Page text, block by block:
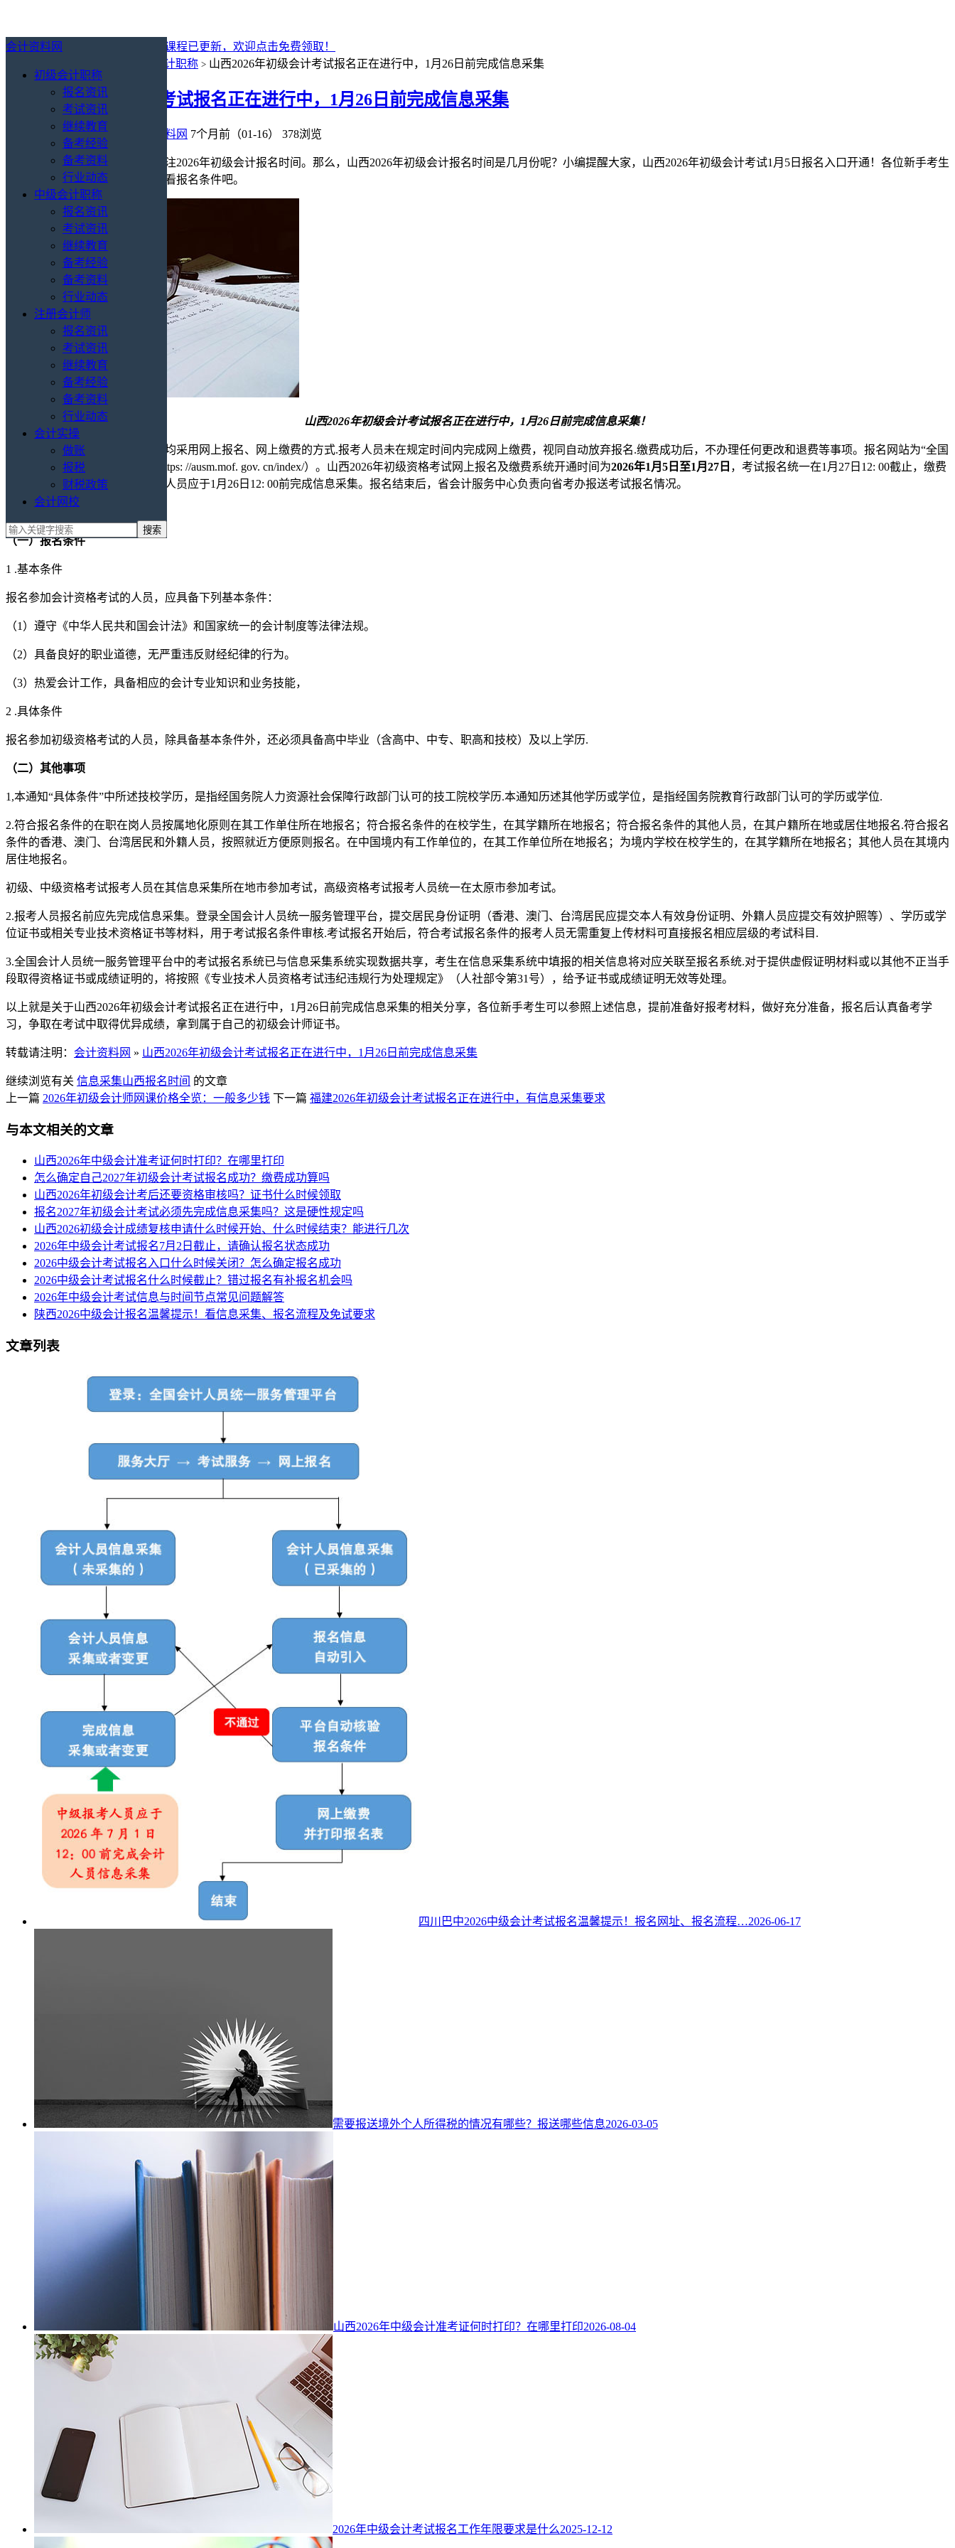
会计资料网
初级会计职称
报名资讯
考试资讯
继续教育
备考经验
备考资料
行业动态
中级会计职称
报名资讯
考试资讯
继续教育
备考经验
备考资料
行业动态
注册会计师
报名资讯
考试资讯
继续教育
备考经验
备考资料
行业动态
会计实操
做账
报税
财税政策
会计网校
最新消息：
2027年初级会计免费课程已更新，欢迎点击免费领取！
初级会计职称 > 山西2026年初级会计考试报名正在进行中，1月26日前完成信息采集
山西2026年初级会计考试报名正在进行中，1月26日前完成信息采集
初级会计职称/报名资讯 会计资料网 7个月前（01-16） 378浏览
许多山西地区的新手考生急切关注2026年初级会计报名时间。那么，山西2026年初级会计报名时间是几月份呢？小编提醒大家，山西2026年初级会计考试1月5日报名入口开通！各位新手考生
请注意报名时间，同时赶紧来看看报名条件吧。
山西2026年初级会计考试报名正在进行中，1月26日前完成信息采集！
山西省2026年会计资格考试报名均采用网上报名、网上缴费的方式.报考人员未在规定时间内完成网上缴费，视同自动放弃报名.缴费成功后，不办理任何更改和退费等事项。报名网站为“全国
会计人员统一服务管理平台”（https: //ausm.mof. gov. cn/index/）。山西2026年初级资格考试网上报名及缴费系统开通时间为2026年1月5日至1月27日 ，考试报名统一在1月27日12: 00截止，缴费
统一在1月27日18: 00截止。报考人员应于1月26日12: 00前完成信息采集。报名结束后，省会计服务中心负责向省考办报送考试报名情况。
（一）报名条件
1 .基本条件
报名参加会计资格考试的人员，应具备下列基本条件：
（1）遵守《中华人民共和国会计法》和国家统一的会计制度等法律法规。
（2）具备良好的职业道德，无严重违反财经纪律的行为。
（3）热爱会计工作，具备相应的会计专业知识和业务技能，
2 .具体条件
报名参加初级资格考试的人员，除具备基本条件外，还必须具备高中毕业（含高中、中专、职高和技校）及以上学历.
（二）其他事项
1,本通知“具体条件”中所述技校学历，是指经国务院人力资源社会保障行政部门认可的技工院校学历.本通知历述其他学历或学位，是指经国务院教育行政部门认可的学历或学位.
2.符合报名条件的在职在岗人员按属地化原则在其工作单住所在地报名；符合报名条件的在校学生，在其学籍所在地报名；符合报名条件的其他人员，在其户籍所在地或居住地报名.符合报名
条件的香港、澳门、台湾居民和外籍人员，按照就近方便原则报名。在中国境内有工作单位的，在其工作单位所在地报名；为境内学校在校学生的，在其学籍所在地报名；其他人员在其境内
居住地报名。
初级、中级资格考试报考人员在其信息采集所在地市参加考试，高级资格考试报考人员统一在太原市参加考试。
2.报考人员报名前应先完成信息采集。登录全国会计人员统一服务管理平台，提交居民身份证明（香港、澳门、台湾居民应提交本人有效身份证明、外籍人员应提交有效护照等）、学历或学
位证书或相关专业技术资格证书等材料，用于考试报名条件审核.考试报名开始后，符合考试报名条件的报考人员无需重复上传材料可直接报名相应层级的考试科目.
3.全国会计人员统一服务管理平台中的考试报名系统已与信息采集系统实现数据共享，考生在信息采集系统中填报的相关信息将对应关联至报名系统.对于提供虚假证明材料或以其他不正当手
段取得资格证书或成绩证明的，将按照《专业技术人员资格考试违纪违规行为处理规定》（人社部令第31号），给予证书或成绩证明无效等处理。
以上就是关于山西2026年初级会计考试报名正在进行中，1月26日前完成信息采集的相关分享，各位新手考生可以参照上述信息，提前准备好报考材料，做好充分准备，报名后认真备考学
习，争取在考试中取得优异成绩，拿到属于自己的初级会计师证书。
转载请注明： 会计资料网 » 山西2026年初级会计考试报名正在进行中，1月26日前完成信息采集
继续浏览有关 信息采集山西报名时间 的文章
上一篇 2026年初级会计师网课价格全览：一般多少钱 下一篇 福建2026年初级会计考试报名正在进行中，有信息采集要求
与本文相关的文章
山西2026年中级会计准考证何时打印？在哪里打印
怎么确定自己2027年初级会计考试报名成功？缴费成功算吗
山西2026年初级会计考后还要资格审核吗？证书什么时候领取
报名2027年初级会计考试必须先完成信息采集吗？这是硬性规定吗
山西2026初级会计成绩复核申请什么时候开始、什么时候结束？能进行几次
2026年中级会计考试报名7月2日截止，请确认报名状态成功
2026中级会计考试报名入口什么时候关闭？怎么确定报名成功
2026中级会计考试报名什么时候截止？错过报名有补报名机会吗
2026年中级会计考试信息与时间节点常见问题解答
陕西2026中级会计报名温馨提示！看信息采集、报名流程及免试要求
文章列表
四川巴中2026中级会计考试报名温馨提示！报名网址、报名流程…2026-06-17
需要报送境外个人所得税的情况有哪些？报送哪些信息2026-03-05
山西2026年中级会计准考证何时打印？在哪里打印2026-08-04
2026年中级会计考试报名工作年限要求是什么2025-12-12